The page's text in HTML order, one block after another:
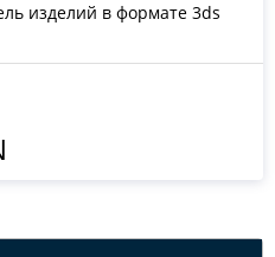
изделий в формате 3ds